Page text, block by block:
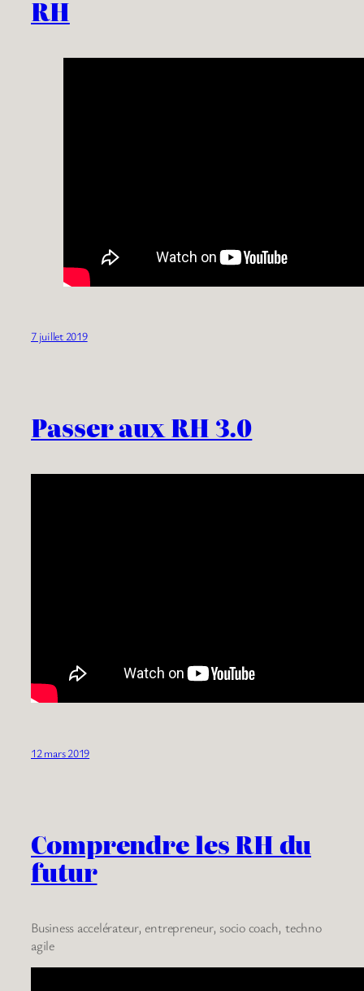
RH
7 juillet 2019
Passer aux RH 3.0
12 mars 2019
Comprendre les RH du
futur
Business accelérateur, entrepreneur, socio coach, techno
agile